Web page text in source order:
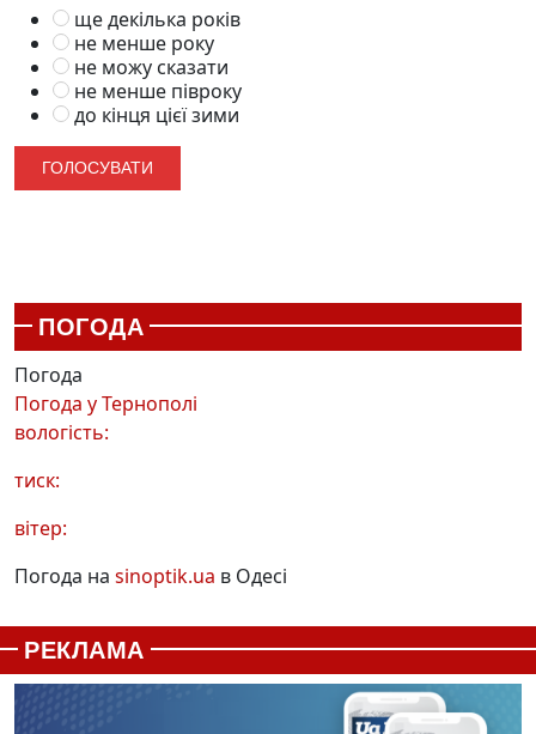
ще декілька років
не менше року
не можу сказати
не менше півроку
до кінця цієї зими
ПОГОДА
Погода
Погода уТернополі
вологість:
тиск:
вітер:
Погода на sinoptik.ua в Одесі
РЕКЛАМА